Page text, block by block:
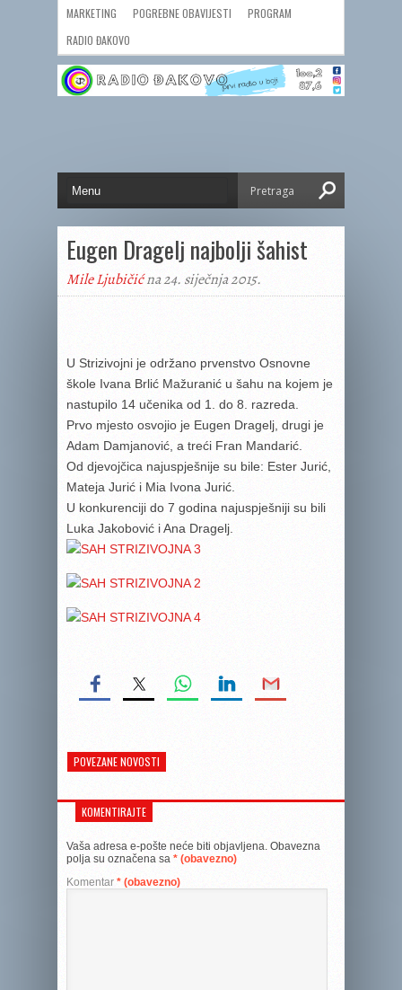
MARKETING POGREBNE OBAVIJESTI
PROGRAM
RADIO ĐAKOVO
Eugen Dragelj najbolji šahist
Mile Ljubičićna 24. siječnja 2015.
U Strizivojni je održano prvenstvo Osnovne
škole Ivana Brlić Mažuranić u šahu na kojem je
nastupilo 14 učenika od 1. do 8. razreda.
Prvo mjesto osvojio je Eugen Dragelj, drugi je
Adam Damjanović, a treći Fran Mandarić.
Od djevojčica najuspješnije su bile: Ester Jurić,
Mateja Jurić i Mia Ivona Jurić.
U konkurenciji do 7 godina najuspješniji su bili
Luka Jakobović i Ana Dragelj.
POVEZANE NOVOSTI
KOMENTIRAJTE
Vaša adresa e-pošte neće biti objavljena. Obavezna
polja su označena sa * (obavezno)
Komentar * (obavezno)